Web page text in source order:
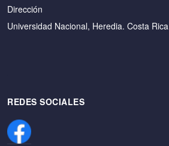
Dirección
Universidad Nacional, Heredia. Costa Rica
REDES SOCIALES